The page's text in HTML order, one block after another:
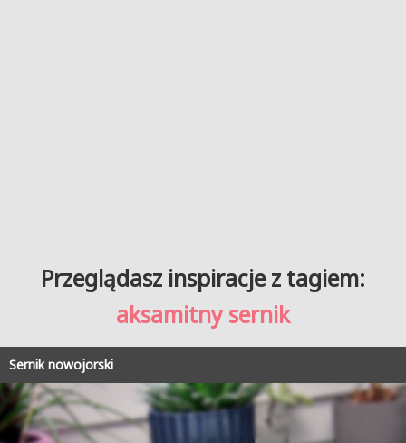
Przeglądasz inspiracje z tagiem:
aksamitny sernik
Sernik nowojorski